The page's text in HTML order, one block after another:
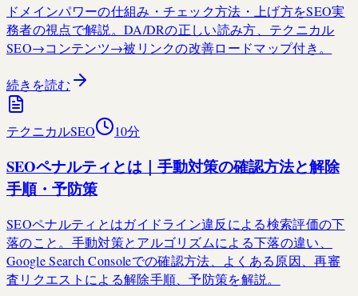
ドメインパワーの仕組み・チェック方法・上げ方をSEO実
務者の視点で解説。DA/DRの正しい読み方、テクニカル
SEO→コンテンツ→被リンクの改善ロードマップ付き。
続きを読む
テクニカルSEO 10分
SEOペナルティとは｜手動対策の確認方法と解除
手順・予防策
SEOペナルティとはガイドライン違反による検索評価の下
落のこと。手動対策とアルゴリズムによる下落の違い、
Google Search Consoleでの確認方法、よくある原因、再審
査リクエストによる解除手順、予防策を解説。